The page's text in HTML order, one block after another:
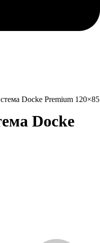
Docke Premium 120×85
Docke